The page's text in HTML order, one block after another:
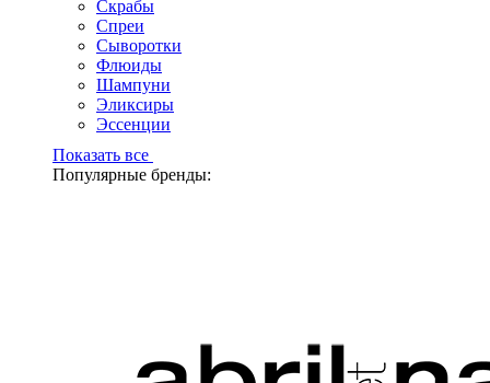
Скрабы
Спреи
Сыворотки
Флюиды
Шампуни
Эликсиры
Эссенции
Показать все
Популярные бренды: